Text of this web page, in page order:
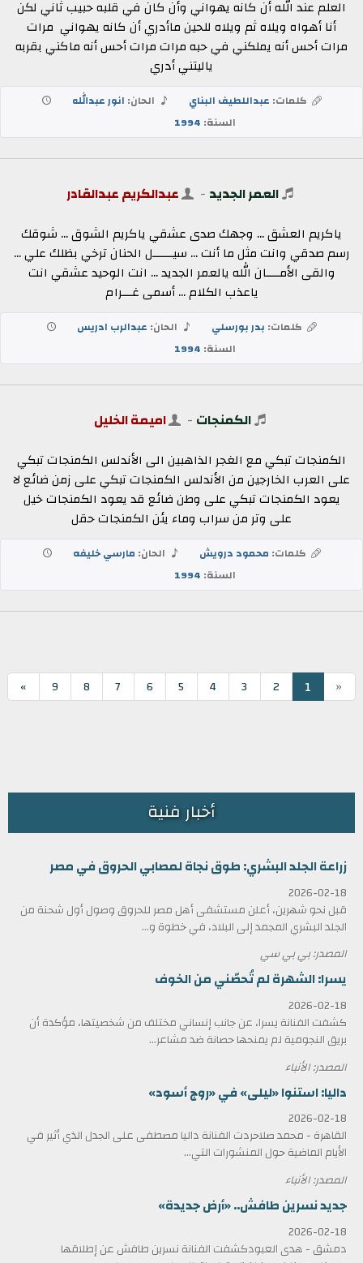
العلم عند الله أن كانه يهواني وأن كان في قلبه حبيب ثاني لكن
أنا أهواه ويلاه ثم ويلاه للحين ماأدري أن كانه يهواني ‏ مرات
مرات أحس أنه يملكني في حبه مرات مرات أحس أنه ماكني بقربه
ياليتني أدري
كلمات: عبداللطيف البناي الحان: انور عبدالله
السنة: 1994
العمر الجديد - عبدالكريم عبدالقادر
ياكريم العشق ... وجهك صدى عشقي ياكريم الشوق ... شوقك
رسم صدقي وانت مثل ما أنت ... سيــــــل الحنان ترخي بظلك علي ...
والقى الأمــــان الله يالعمر الجديد ... انت الوحيد عشقي انت
ياعذب الكلام ... أسمى غـــرام
كلمات: بدر بورسلي الحان: عبدالرب ادريس
السنة: 1994
الكمنجات - اميمة الخليل
الكمنجات تبكي مع الغجر الذاهبين الى الأندلس الكمنجات تبكي
على العرب الخارجين من الأندلس الكمنجات تبكي على زمن ضائع لا
يعود الكمنجات تبكي على وطن ضائع قد يعود الكمنجات خيل
على وتر من سراب وماء يئن الكمنجات حقل
كلمات: محمود درويش الحان: مارسي خليفه
السنة: 1994
«
1
2
3
4
5
6
7
8
9
»
أخبار فنية
زراعة الجلد البشري: طوق نجاة لمصابي الحروق في مصر
2026-02-18
قبل نحو شهرين، أعلن مستشفى أهل مصر للحروق وصول أول شحنة من
الجلد البشري المجمد إلى البلاد، في خطوة و...
المصدر: بي بي سي
يسرا: الشهرة لم تُحصّني من الخوف
2026-02-18
كشفت الفنانة يسرا، عن جانب إنساني مختلف من شخصيتها، مؤكدة أن
بريق النجومية لم يمنحها حصانة ضد مشاعر...
المصدر: الأنباء
داليا: استنوا «ليلى» في «روج أسود»
2026-02-18
القاهرة - محمد صلاحردت الفنانة داليا مصطفى على الجدل الذي أثير في
الأيام الماضية حول المنشورات التي...
المصدر: الأنباء
جديد نسرين طافش.. «أرض جديدة»
2026-02-18
دمشق - هدى العبودكشفت الفنانة نسرين طافش عن إطلاقها